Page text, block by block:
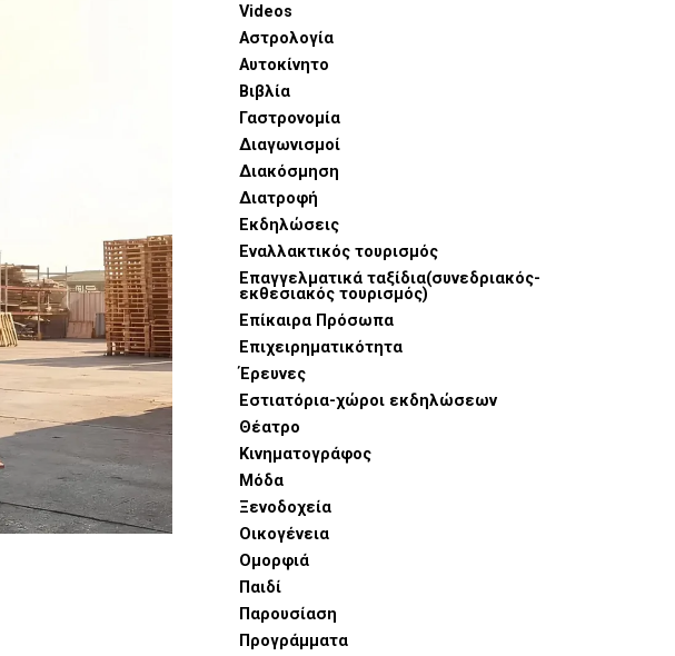
Videos
Αστρολογία
Αυτοκίνητο
Βιβλία
Γαστρονομία
Διαγωνισμοί
Διακόσμηση
Διατροφή
Εκδηλώσεις
Εναλλακτικός τουρισμός
Επαγγελματικά ταξίδια(συνεδριακός-
εκθεσιακός τουρισμός)
Επίκαιρα Πρόσωπα
Επιχειρηματικότητα
Έρευνες
Εστιατόρια-χώροι εκδηλώσεων
Θέατρο
Κινηματογράφος
Μόδα
Ξενοδοχεία
Οικογένεια
Ομορφιά
Παιδί
Παρουσίαση
Προγράμματα